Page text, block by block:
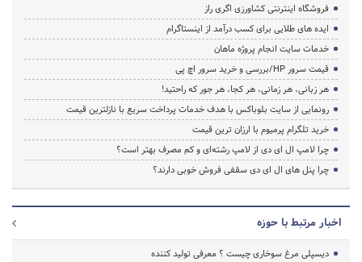
فروشگاه اینترنتی کشاورزی اگری راز
ایده های طلایی برای کسب درآمد از اینستاگرام
خدمات سایت انجام پروژه ماهان
قیمت سرور HP/بررسی و خرید سرور اچ پی
هر زبانی، هر زمانی، هر کجا، هر جور که راحتید!
رونمایی از سایت بلوباکس با هدف خدمات پرداخت سریع با نازلترین قیمت
خرید تلگرام پرمیوم با ارزان ترین قیمت
چرا لامپ ال ای دی از لامپ رشته‌ای و کم مصرف بهتر است؟
چرا پنل های ال ای دی سقفی فروش خوبی دارند؟
اخبار مرتبط با حوزه
دیسپلی مرغ سوخاری چیست ؟ معرفی تولید کننده